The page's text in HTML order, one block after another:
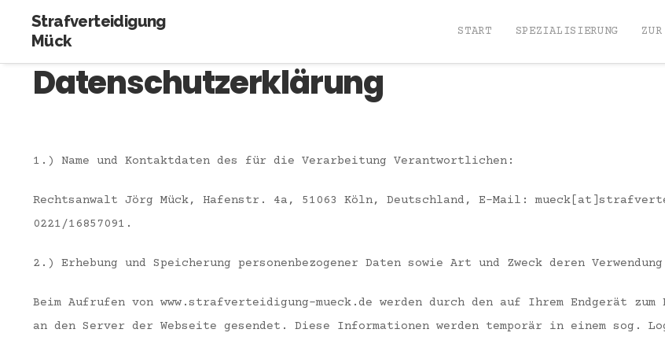
Strafverteidigung
Mück
START SPEZIALISIERUNG
Datenschutzerklärung
1.) Name und Kontaktdaten des für die Verarbeitung Verantwortlichen:
Rechtsanwalt Jörg Mück, Hafenstr. 4a, 51063 Köln, Deutschland, E-Mail:
0221/16857091.
2.) Erhebung und Speicherung personenbezogener Daten sowie Art und Zweck deren
Beim Aufrufen von www.strafverteidigung-mueck.de werden durch den auf Ihrem Endgerät zum
an den Server der Webseite gesendet. Diese Informationen werden temporär in einem sog.